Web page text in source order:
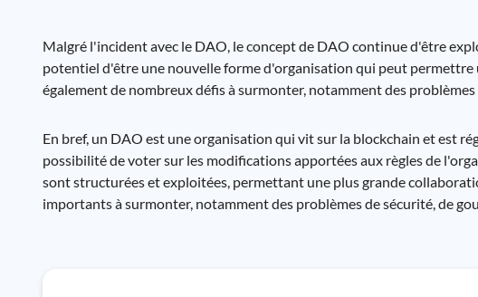
Malgré l'incident avec le DAO, le concept de DAO continue d'être
potentiel d'être une nouvelle forme d'organisation qui peut
également de nombreux défis à surmonter, notamment des
En bref, un DAO est une organisation qui vit sur la blockchain et est
possibilité de voter sur les modifications apportées aux règles de
sont structurées et exploitées, permettant une plus grande
importants à surmonter, notamment des problèmes de sécurité, de